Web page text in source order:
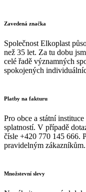
Zavedená značka
Společnost Elkoplast
než 35 let. Za tu dobu
celé řadě významných
spokojených
Platby na fakturu
Pro obce a státní
splatností. V případě
čísle +420 770 145 666.
pravidelným zákazníkům.
Množstevní slevy